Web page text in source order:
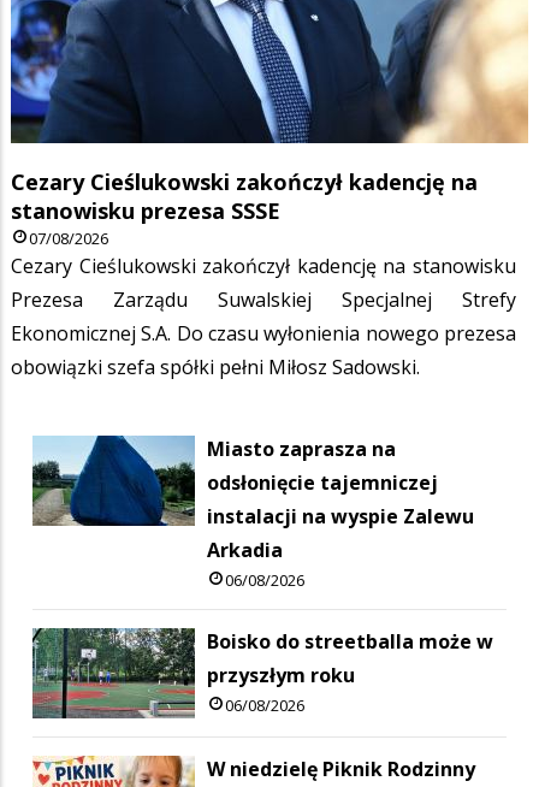
Cezary Cieślukowski zakończył kadencję na
stanowisku prezesa SSSE
07/08/2026
Cezary Cieślukowski zakończył kadencję na stanowisku
Prezesa Zarządu Suwalskiej Specjalnej Strefy
Ekonomicznej S.A. Do czasu wyłonienia nowego prezesa
obowiązki szefa spółki pełni Miłosz Sadowski.
Miasto zaprasza na
odsłonięcie tajemniczej
instalacji na wyspie Zalewu
Arkadia
06/08/2026
Boisko do streetballa może w
przyszłym roku
06/08/2026
W niedzielę Piknik Rodzinny